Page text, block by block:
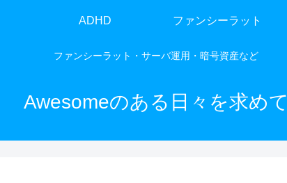
ファンシーラット・サーバ運用・暗号資産など
Awesomeのある日々を求めて
ADHD ファンシーラット